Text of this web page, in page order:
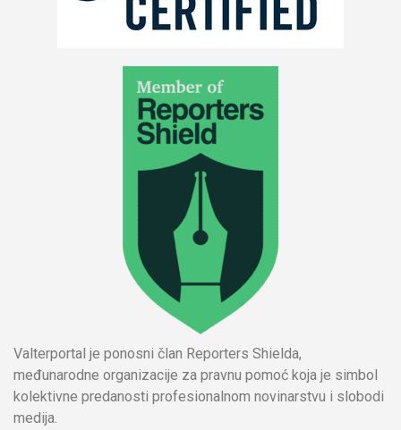
Valterportal je ponosni član Reporters Shielda,
međunarodne organizacije za pravnu pomoć koja je simbol
kolektivne predanosti profesionalnom novinarstvu i slobodi
medija.